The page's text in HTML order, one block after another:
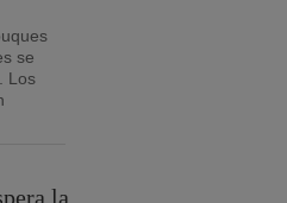
se
Los
la